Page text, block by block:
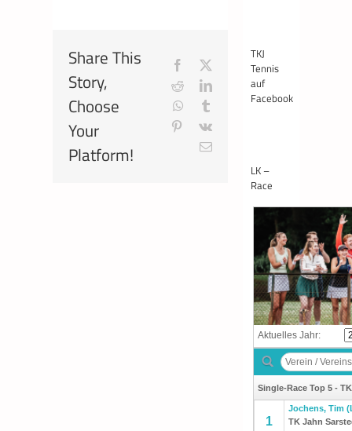
Share This
Story,
Choose
Your
Platform!
Facebook
RedditLinkedIn
WhatsApp
Pinterest
Vk
E-
TKJ
Tennis
auf
Facebook
LK –
Race